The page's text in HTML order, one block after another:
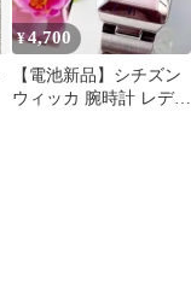
¥4,700
【電池新品】シチズン
ウィッカ 腕時計 レディ